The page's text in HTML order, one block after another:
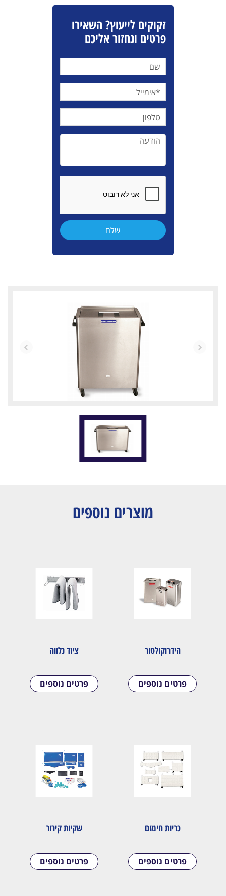
זקוקים לייעוץ? השאירו
פרטים ונחזור אליכם
מוצרים נוספים
הידרוקולטור
פרטים נוספים
ציוד נלווה
פרטים נוספים
כריות חימום
פרטים נוספים
שקיות קירור
פרטים נוספים